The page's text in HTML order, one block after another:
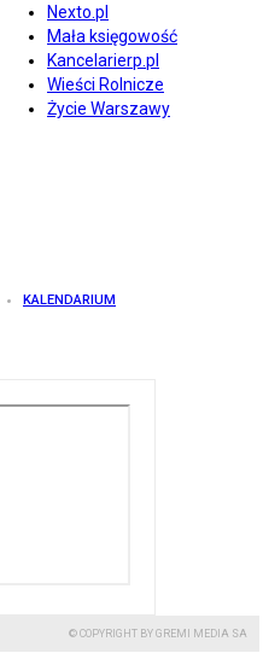
Nexto.pl
Mała księgowość
Kancelarierp.pl
Wieści Rolnicze
Życie Warszawy
KALENDARIUM
© COPYRIGHT BY GREMI MEDIA SA